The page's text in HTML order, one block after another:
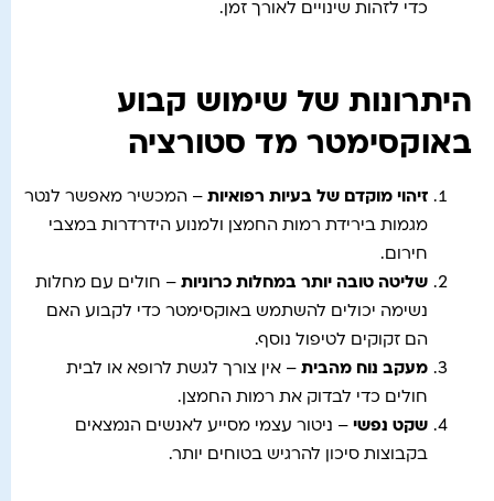
כדי לזהות שינויים לאורך זמן.
היתרונות של שימוש קבוע
באוקסימטר מד סטורציה
זיהוי מוקדם של בעיות רפואיות – המכשיר מאפשר לנטר
מגמות בירידת רמות החמצן ולמנוע הידרדרות במצבי
חירום.
שליטה טובה יותר במחלות כרוניות – חולים עם מחלות
נשימה יכולים להשתמש באוקסימטר כדי לקבוע האם
הם זקוקים לטיפול נוסף.
מעקב נוח מהבית – אין צורך לגשת לרופא או לבית
חולים כדי לבדוק את רמות החמצן.
שקט נפשי – ניטור עצמי מסייע לאנשים הנמצאים
בקבוצות סיכון להרגיש בטוחים יותר.